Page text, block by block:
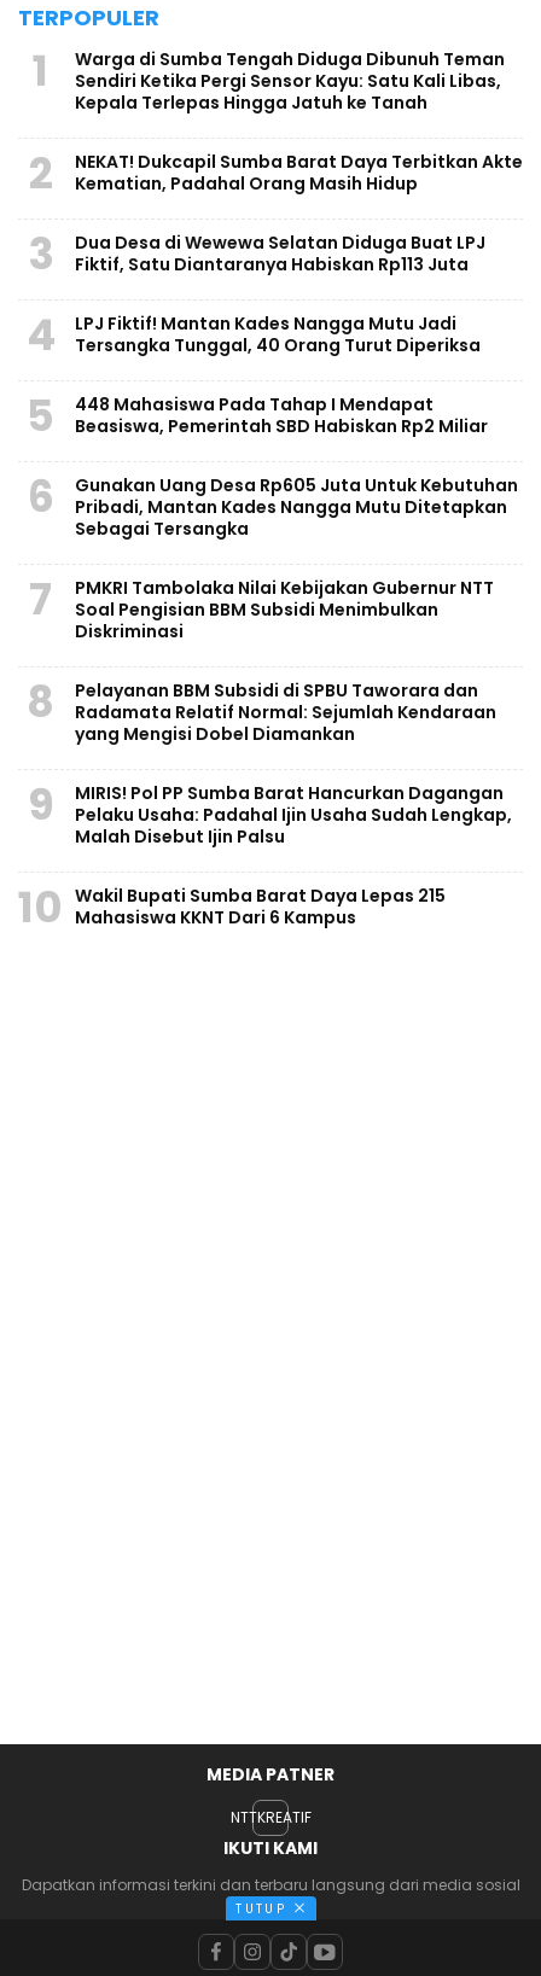
TERPOPULER
1
Warga di Sumba Tengah Diduga Dibunuh Teman
Sendiri Ketika Pergi Sensor Kayu: Satu Kali Libas,
Kepala Terlepas Hingga Jatuh ke Tanah
2
NEKAT! Dukcapil Sumba Barat Daya Terbitkan Akte
Kematian, Padahal Orang Masih Hidup
3
Dua Desa di Wewewa Selatan Diduga Buat LPJ
Fiktif, Satu Diantaranya Habiskan Rp113 Juta
4
LPJ Fiktif! Mantan Kades Nangga Mutu Jadi
Tersangka Tunggal, 40 Orang Turut Diperiksa
5
448 Mahasiswa Pada Tahap I Mendapat
Beasiswa, Pemerintah SBD Habiskan Rp2 Miliar
6
Gunakan Uang Desa Rp605 Juta Untuk Kebutuhan
Pribadi, Mantan Kades Nangga Mutu Ditetapkan
Sebagai Tersangka
7
PMKRI Tambolaka Nilai Kebijakan Gubernur NTT
Soal Pengisian BBM Subsidi Menimbulkan
Diskriminasi
8
Pelayanan BBM Subsidi di SPBU Taworara dan
Radamata Relatif Normal: Sejumlah Kendaraan
yang Mengisi Dobel Diamankan
9
MIRIS! Pol PP Sumba Barat Hancurkan Dagangan
Pelaku Usaha: Padahal Ijin Usaha Sudah Lengkap,
Malah Disebut Ijin Palsu
10 Wakil Bupati Sumba Barat Daya Lepas 215
Mahasiswa KKNT Dari 6 Kampus
MEDIA PATNER
NTTKREATIF
IKUTI KAMI
Dapatkan informasi terkini dan terbaru langsung dari media sosial
kami
TUTUP